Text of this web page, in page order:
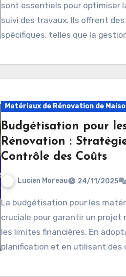
sont essentiels pour optimiser
suivi des travaux. Ils offrent
spécifiques, telles que la
Matériaux de Rénovation de
Budgétisation pour
Rénovation :
Contrôle des Coûts
Lucien Moreau 24/11/2025
La budgétisation pour les matériaux de rénovation est
cruciale pour garantir un projet
les limites financières. En
planification et en utilisant des